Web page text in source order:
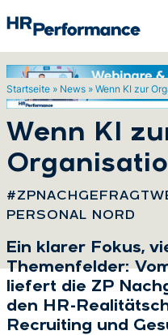
Startseite » News » Wenn KI zur
Wenn KI
PERSONAL NORD
Ein klarer Fokus,
Themenfelder:
liefert die ZP
den HR-
Recruiting und